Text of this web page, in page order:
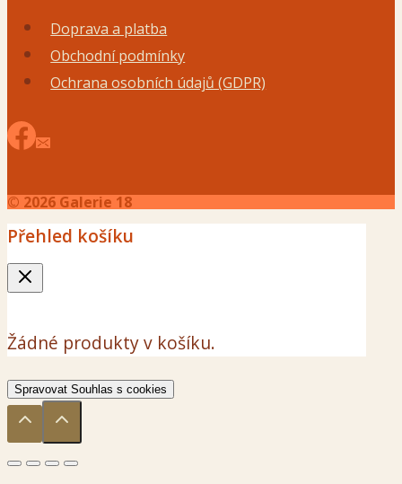
Doprava a platba
Obchodní podmínky
Ochrana osobních údajů (GDPR)
© 2026 Galerie 18
Přehled košíku
Žádné produkty v košíku.
Spravovat Souhlas s cookies